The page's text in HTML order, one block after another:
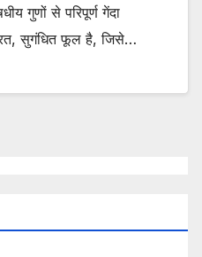
गुणों से परिपूर्ण गेंदा
सुगंधित फूल है, जिसे…